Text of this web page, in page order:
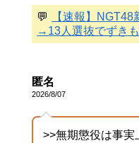
💬
【速報】
→13人選抜でずき
匿名
2026/8/07
>>無期懲役は事実